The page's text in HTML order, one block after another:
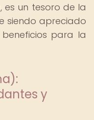
es un tesoro de la
siendo apreciado
para la
y